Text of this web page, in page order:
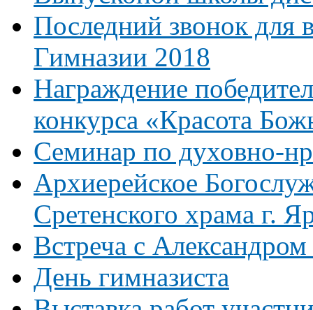
Последний звонок для
Гимназии 2018
Награждение
конкурса «Красота
Семинар по духовно-
Архиерейское
Сретенского храма г.
Встреча с
День гимназиста